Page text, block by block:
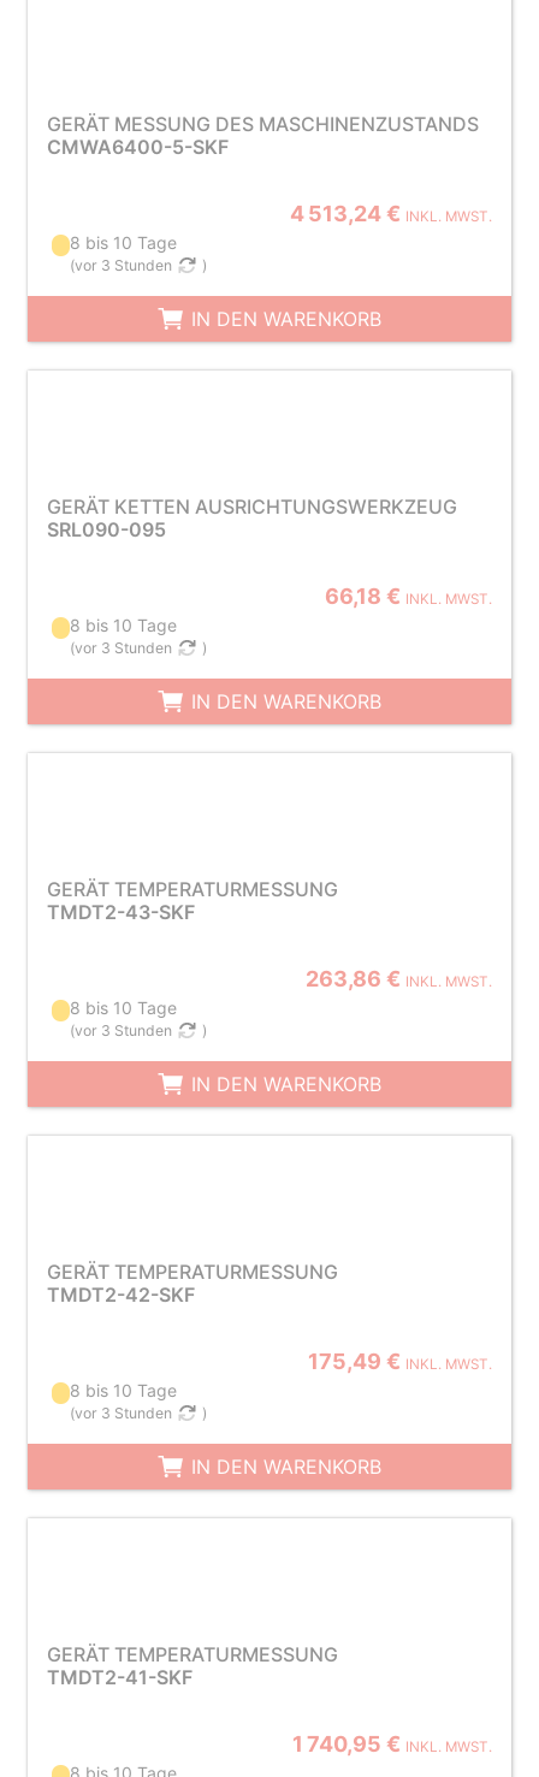
GERÄT MESSUNG DES MASCHINENZUSTANDS
CMWA6400-5-SKF
4 513,24 € INKL. MWST.
8 bis 10 Tage
(vor 3 Stunden )
IN DEN WARENKORB
GERÄT KETTEN AUSRICHTUNGSWERKZEUG
SRL090-095
66,18 € INKL. MWST.
8 bis 10 Tage
(vor 3 Stunden )
IN DEN WARENKORB
GERÄT TEMPERATURMESSUNG
TMDT2-43-SKF
263,86 € INKL. MWST.
8 bis 10 Tage
(vor 3 Stunden )
IN DEN WARENKORB
GERÄT TEMPERATURMESSUNG
TMDT2-42-SKF
175,49 € INKL. MWST.
8 bis 10 Tage
(vor 3 Stunden )
IN DEN WARENKORB
GERÄT TEMPERATURMESSUNG
TMDT2-41-SKF
1 740,95 € INKL. MWST.
8 bis 10 Tage